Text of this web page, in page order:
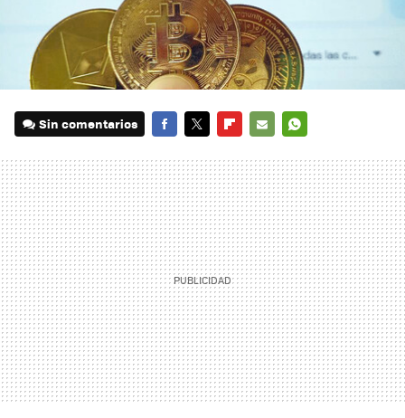
Sin comentarios
MAIL